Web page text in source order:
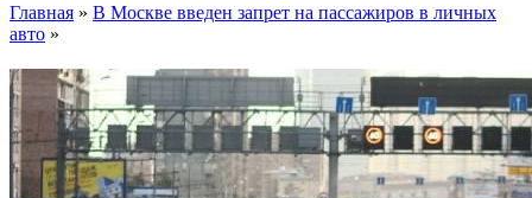
Главная » В Москве введен запрет на пассажиров в личных
авто »